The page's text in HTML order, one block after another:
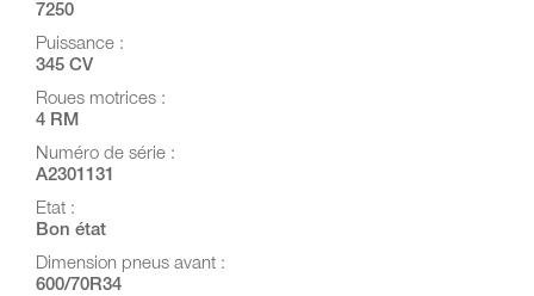
7250
Puissance :
345 CV
Roues motrices :
4 RM
Numéro de série :
A2301131
Etat :
Bon état
Dimension pneus avant :
600/70R34